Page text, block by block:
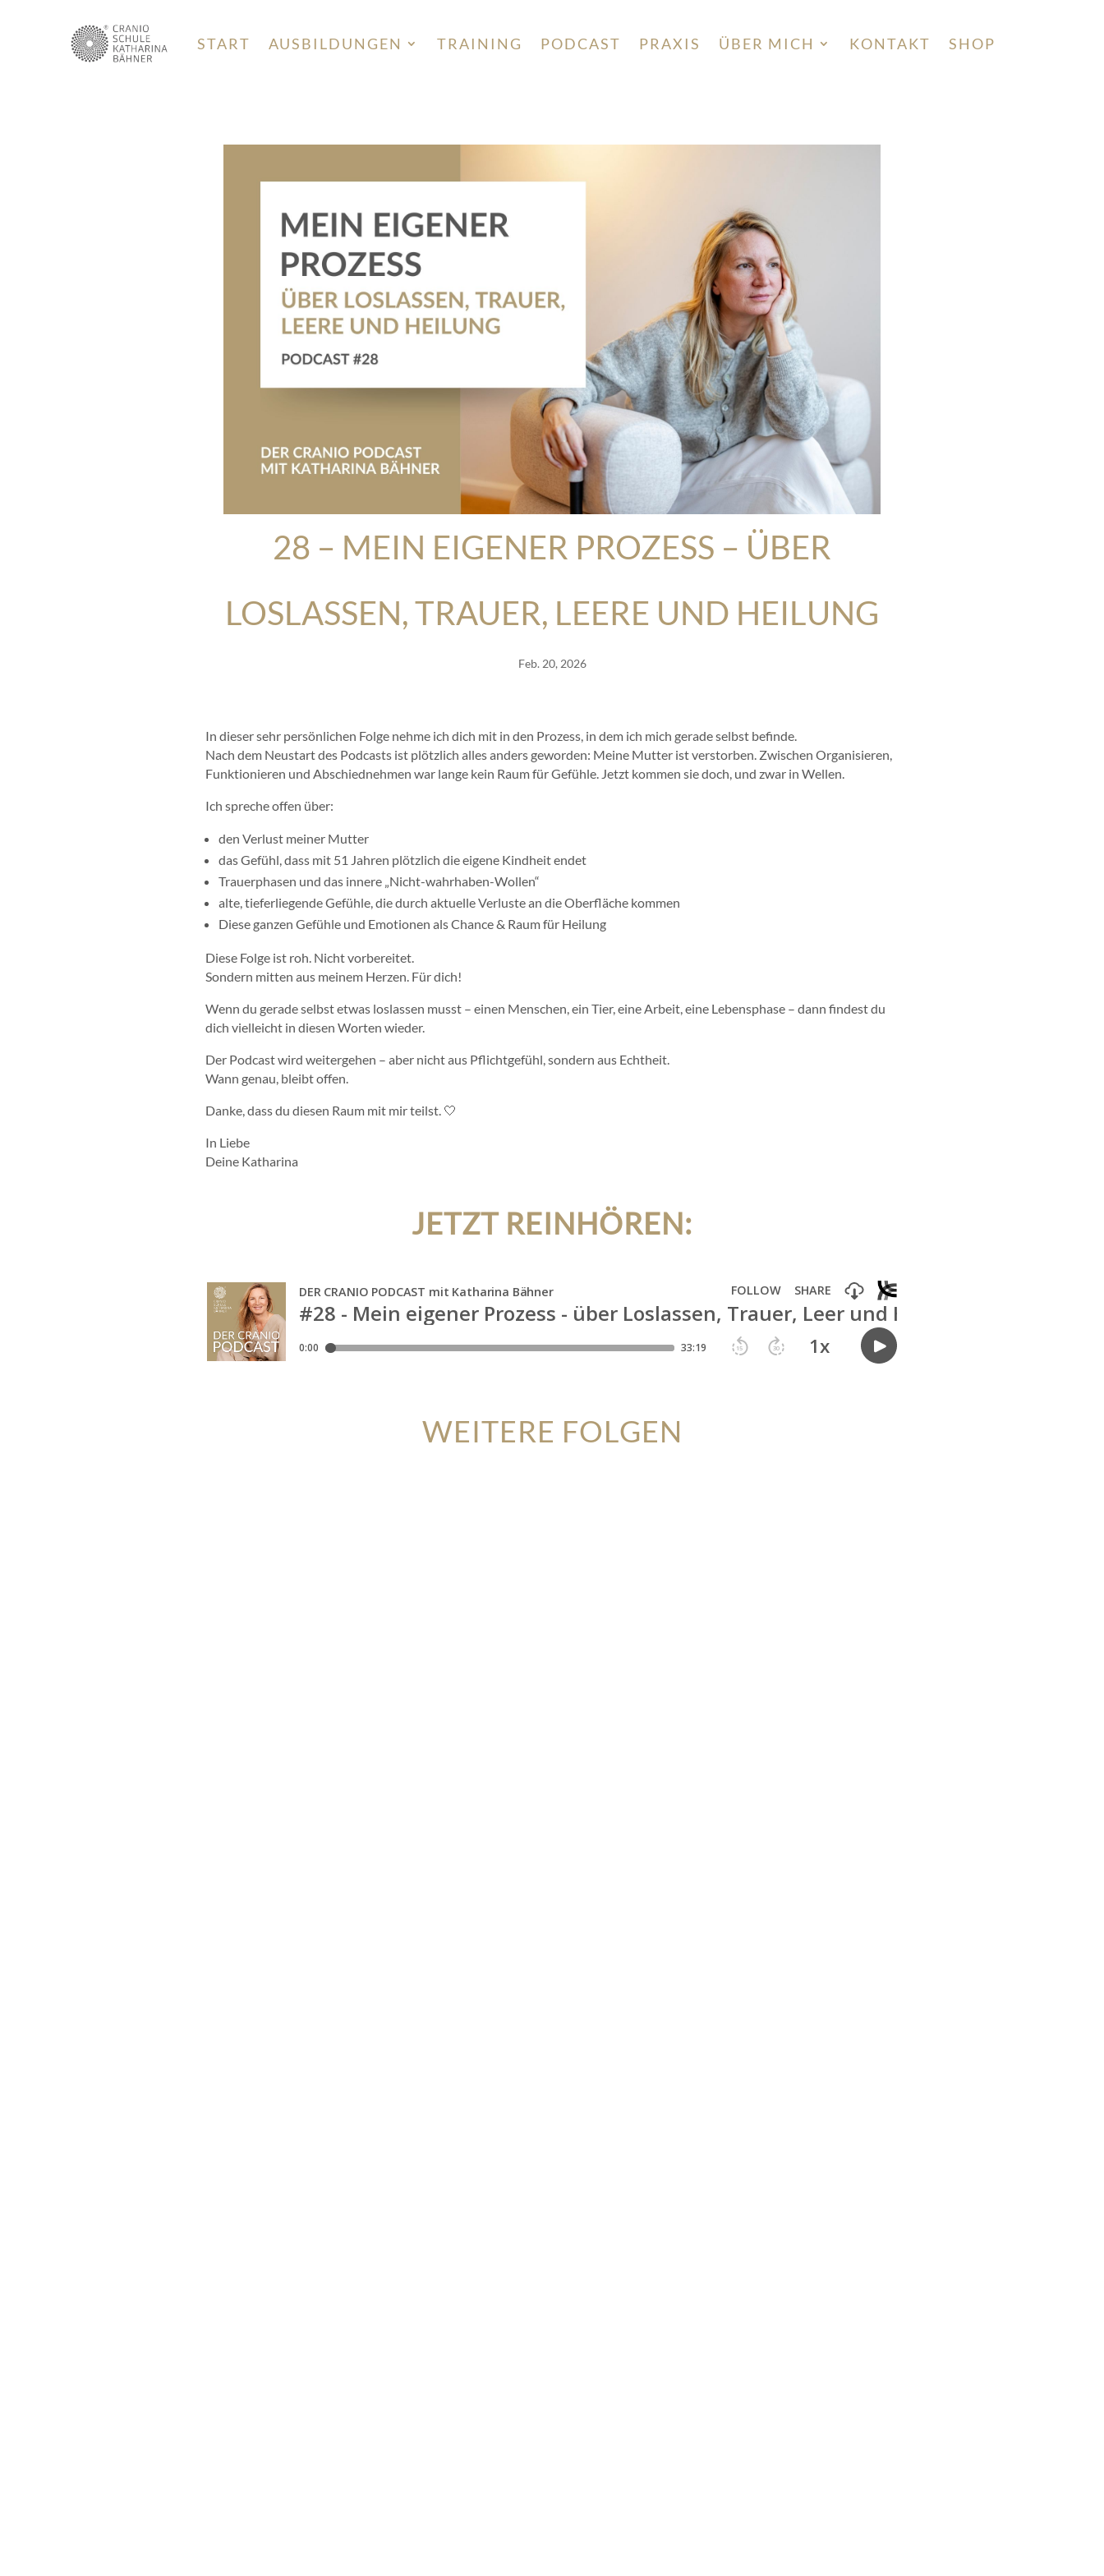
START AUSBILDUNGEN TRAINING PODCAST PRAXIS ÜBER MICH KONTAKT SHOP
28 – MEIN EIGENER PROZESS – ÜBER
LOSLASSEN, TRAUER, LEERE UND HEILUNG
Feb. 20, 2026
In dieser sehr persönlichen Folge nehme ich dich mit in den Prozess, in dem ich mich gerade selbst befinde.
Nach dem Neustart des Podcasts ist plötzlich alles anders geworden: Meine Mutter ist verstorben. Zwischen Organisieren,
Funktionieren und Abschiednehmen war lange kein Raum für Gefühle. Jetzt kommen sie doch, und zwar in Wellen.
Ich spreche offen über:
den Verlust meiner Mutter
das Gefühl, dass mit 51 Jahren plötzlich die eigene Kindheit endet
Trauerphasen und das innere „Nicht-wahrhaben-Wollen“
alte, tieferliegende Gefühle, die durch aktuelle Verluste an die Oberfläche kommen
Diese ganzen Gefühle und Emotionen als Chance & Raum für Heilung
Diese Folge ist roh. Nicht vorbereitet.
Sondern mitten aus meinem Herzen. Für dich!
Wenn du gerade selbst etwas loslassen musst – einen Menschen, ein Tier, eine Arbeit, eine Lebensphase – dann findest du
dich vielleicht in diesen Worten wieder.
Der Podcast wird weitergehen – aber nicht aus Pflichtgefühl, sondern aus Echtheit.
Wann genau, bleibt offen.
Danke, dass du diesen Raum mit mir teilst. 🤍
In Liebe
Deine Katharina
JETZT REINHÖREN:
WEITERE FOLGEN